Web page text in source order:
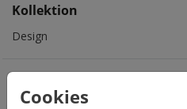
Cookies
Kollektion
Design
Das könnte Euch auch